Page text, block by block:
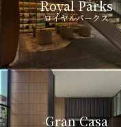
Royal Parks
ロイヤルパークス
Gran Casa